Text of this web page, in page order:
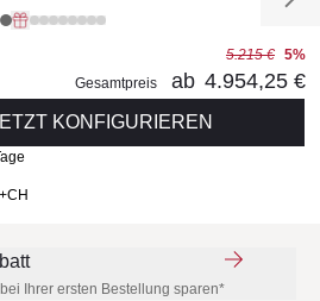
5.215 € 5%
Gesamtpreis
ab 4.954,25 €
KONFIGURIEREN
Ihrer ersten Bestellung sparen*